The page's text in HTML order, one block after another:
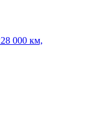
000 км,